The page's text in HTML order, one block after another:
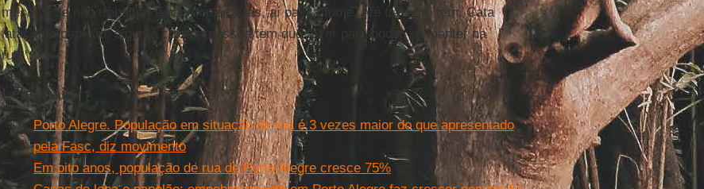
mesmo. Se não trabalhar e não correr atrás, aí passa fome. Até trabalho tem. Cata
lata, cata papelão, alguma coisa a pessoa tem que fazer para poder se manter na
rua."
Leia mais
Porto Alegre. População em situação de rua é 3 vezes maior do que apresentado
pela Fasc, diz movimento
Em oito anos, população de rua de Porto Alegre cresce 75%